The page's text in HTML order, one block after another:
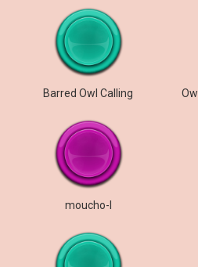
Barred Owl Calling
moucho-I